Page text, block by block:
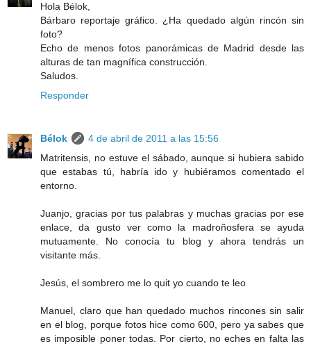
Hola Bélok,
Bárbaro reportaje gráfico. ¿Ha quedado algún rincón sin
foto?
Echo de menos fotos panorámicas de Madrid desde las
alturas de tan magnífica construcción.
Saludos.
Responder
Bélok
4 de abril de 2011 a las 15:56
Matritensis, no estuve el sábado, aunque si hubiera sabido
que estabas tú, habría ido y hubiéramos comentado el
entorno.
Juanjo, gracias por tus palabras y muchas gracias por ese
enlace, da gusto ver como la madroñosfera se ayuda
mutuamente. No conocía tu blog y ahora tendrás un
visitante más.
Jesús, el sombrero me lo quit yo cuando te leo
Manuel, claro que han quedado muchos rincones sin salir
en el blog, porque fotos hice como 600, pero ya sabes que
es imposible poner todas. Por cierto, no eches en falta las